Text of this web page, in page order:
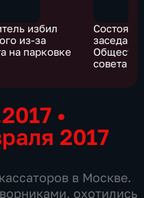
избил
из-за
на парковке
совета
•
2017
в Москве.
охотились